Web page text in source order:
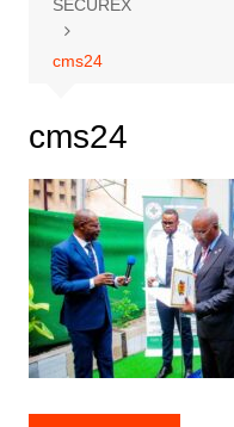
SECUREX
cms24
cms24